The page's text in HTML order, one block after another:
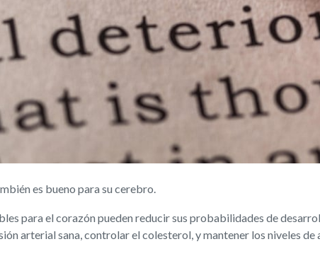
es bueno para su cerebro.
para el corazón pueden reducir sus probabilidades de
arterial sana, controlar el colesterol, y mantener los niveles de